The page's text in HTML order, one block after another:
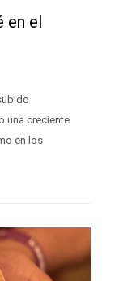
en el
una creciente
en los